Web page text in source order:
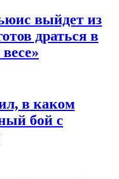
выйдет из
драться в
в каком
бой с